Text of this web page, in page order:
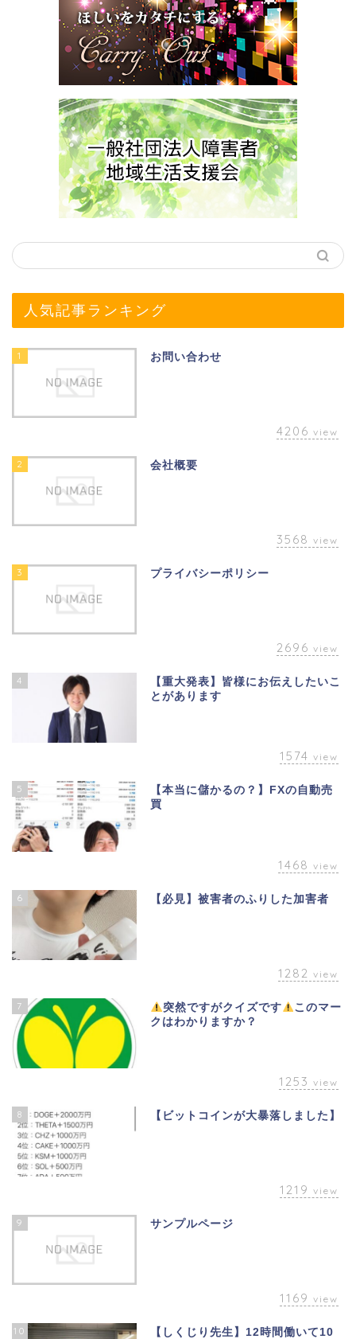
人気記事ランキング
1 お問い合わせ
4206 view
2 会社概要
3568 view
3 プライバシーポリシー
2696 view
4
【重大発表】皆様にお伝えしたいこ
とがあります
1574 view
5
【本当に儲かるの？】FXの自動売
買
1468 view
6 【必見】被害者のふりした加害者
1282 view
7 突然ですがクイズです
このマー
クはわかりますか？
1253 view
8 【ビットコインが大暴落しました】
1219 view
9 サンプルページ
1169 view
10 【しくじり先生】12時間働いて10